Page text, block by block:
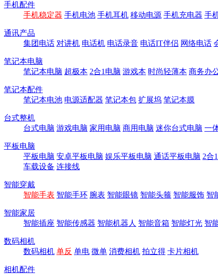
手机配件
手机稳定器 手机电池 手机耳机 移动电源 手机充电器 手
通讯产品
集团电话 对讲机 电话机 电话录音 电话IT伴侣 网络电话
笔记本电脑
笔记本电脑 超极本 2合1电脑 游戏本 时尚轻薄本 商务办
笔记本配件
笔记本电池 电源适配器 笔记本包 扩展坞 笔记本膜
台式整机
台式电脑 游戏电脑 家用电脑 商用电脑 迷你台式电脑 一
平板电脑
平板电脑 安卓平板电脑 娱乐平板电脑 通话平板电脑 2合
车载设备 连接线
智能穿戴
智能手表 智能手环 腕表 智能眼镜 智能头箍 智能服饰 智
智能家居
智能插座 智能传感器 智能机器人 智能音箱 智能灯光 智
数码相机
数码相机 单反 单电 微单 消费相机 拍立得 卡片相机
相机配件